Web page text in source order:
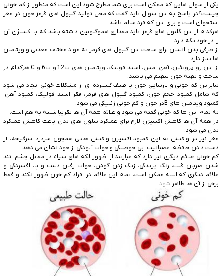
یکی از سوال هایی که ممکن است برای شما مطرح شود این است که منظور از کم خونی
چیست؟در پاسخ به این سوال باید گفت که محل تولید گلبول های قرمز خون در مغز
استخوان است و برای این که فرد سالم باشد.
هرکدام از این گلبول های قرمز باید مقداری هموگلوبین داشته باشد که با اکسیژن آن
را در خود نگه دارد.
از طرفی بدن انسان برای ساخت این گلبول های قرمز به مواد مختلف معدنی و ویتامین
ها نیاز دارد.
از این رو پروتئین، آهن، مس، اسید فولیک، ویتامین های ب12 و ب6 و C هرکدام در
ساخت و تهیه خون سهیم می باشند.
بنابراین کم خونی و نارسایی خون با طیف گسترده ای از مشکلات خونی ایجاد می شود
که شامل کمبود حجم خون، کمبود گلبول های قرمز، فقر اسید فولیک، کمبود آهن،
کمبود ویتامین های Bدر خون و کم خونی ژنتیکی می شود.
به تمام این ها کم خونی گفته می شود و علائم همه آن ها تقریبا شبیه به هم است.
در همه آن ها کاهش اکسیژن لازم برای عملکرد سلول های بدن، باعث کاهش عملکرد
بدن می شود.
مغز نیز در واکنش به این کمبود اکسیژن واکنش هایی همچون سردرد، سرگیجه، از
دست دادن حافظه، عصبانیت، بی حوصلگی و خواب آلودگی از خود نشان می دهد.
کم خونی علائم دیگری نیز دارد که عبارتند از: ظهور لکه های سیاه در مقابل چشم، تند
شدن ضربان قلب، رنگ پریدگی، زنگ زدن گوش، خواب رفتن دست و پا، افسردگی و
علائم دیگری که البته ممکن است، تمام این علائم در افراد کم خون ظهور نکند و فقط
برخی از آن ها ظاهر شود.